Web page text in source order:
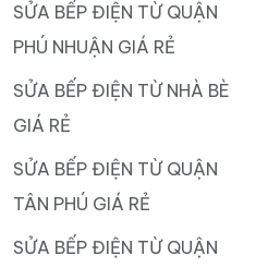
SỬA BẾP ĐIỆN TỪ QUẬN
PHÚ NHUẬN GIÁ RẺ
SỬA BẾP ĐIỆN TỪ NHÀ BÈ
GIÁ RẺ
SỬA BẾP ĐIỆN TỪ QUẬN
TÂN PHÚ GIÁ RẺ
SỬA BẾP ĐIỆN TỪ QUẬN